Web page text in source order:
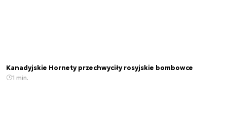
Kanadyjskie Hornety przechwyciły rosyjskie bombowce
1 min.